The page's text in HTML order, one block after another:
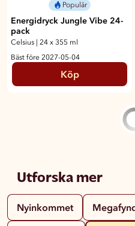
Populär
Energidryck Jungle Vibe 24-
pack
Celsius
24 x 355 ml
Bäst före 2027-05-04
Köp
Utforska mer
Nyinkommet